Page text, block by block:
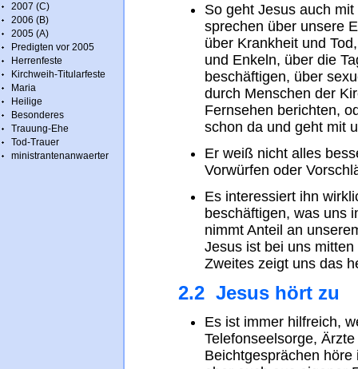
2007 (C)
2006 (B)
2005 (A)
Predigten vor 2005
Herrenfeste
Kirchweih-Titularfeste
Maria
Heilige
Besonderes
Trauung-Ehe
Tod-Trauer
ministrantenanwaerter
So geht Jesus auch
sprechen über unsere
über Krankheit und
und Enkeln, über die
beschäftigen, über
durch Menschen der
Fernsehen berichten,
schon da und geht mit
Er weiß nicht alles
Vorwürfen oder
Es interessiert ihn
beschäftigen, was uns
nimmt Anteil an
Jesus ist bei uns
Zweites zeigt uns das
2.2 Jesus hört zu
Es ist immer hilfreich,
Telefonseelsorge,
Beichtgesprächen